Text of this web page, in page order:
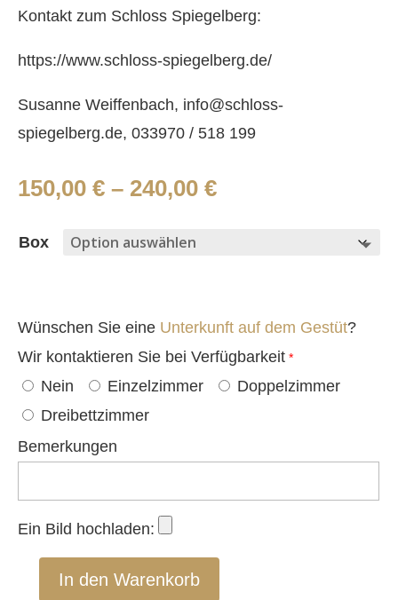
Kontakt zum Schloss Spiegelberg:
https://www.schloss-spiegelberg.de/
Susanne Weiffenbach, info@schloss-
spiegelberg.de, 033970 / 518 199
150,00 € – 240,00 €
Box
Wünschen Sie eine Unterkunft auf dem Gestüt?
Wir kontaktieren Sie bei Verfügbarkeit *
Nein Einzelzimmer
Doppelzimmer
Dreibettzimmer
Bemerkungen
Ein Bild hochladen:
In den Warenkorb